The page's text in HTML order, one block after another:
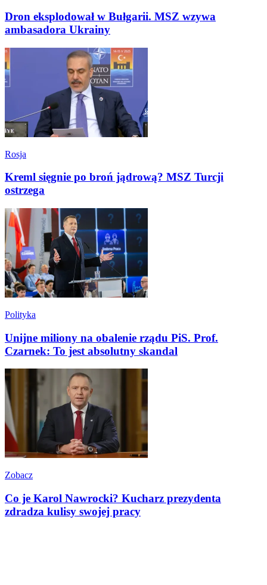
Dron eksplodował w Bułgarii. MSZ wzywa
ambasadora Ukrainy
Rosja
Kreml sięgnie po broń jądrową? MSZ Turcji
ostrzega
Polityka
Unijne miliony na obalenie rządu PiS. Prof.
Czarnek: To jest absolutny skandal
Zobacz
Co je Karol Nawrocki? Kucharz prezydenta
zdradza kulisy swojej pracy